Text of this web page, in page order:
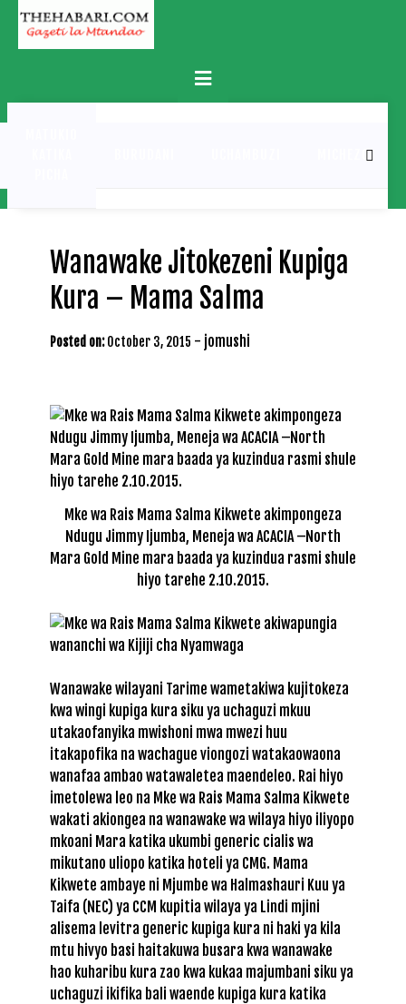
Skip
content
Primary
Menu
MICHEZO
Wanawake Jitokezeni Kupiga
Kura – Mama Salma
Posted on: October 3, 2015 - jomushi
Mke wa Rais Mama Salma Kikwete akimpongeza
Ndugu Jimmy Ijumba, Meneja wa ACACIA –North
Mara Gold Mine mara baada ya kuzindua rasmi shule
hiyo tarehe 2.10.2015.
Wanawake wilayani Tarime wametakiwa kujitokeza
kwa wingi kupiga kura siku ya uchaguzi mkuu
utakaofanyika mwishoni mwa mwezi huu
itakapofika na wachague viongozi watakaowaona
wanafaa ambao watawaletea maendeleo. Rai hiyo
imetolewa leo na Mke wa Rais Mama Salma Kikwete
wakati akiongea na wanawake wa wilaya hiyo iliyopo
mkoani Mara katika ukumbi generic cialis wa
mikutano uliopo katika hoteli ya CMG. Mama
Kikwete ambaye ni Mjumbe wa Halmashauri Kuu ya
Taifa (NEC) ya CCM kupitia wilaya ya Lindi mjini
alisema levitra generic kupiga kura ni haki ya kila
mtu hivyo basi haitakuwa busara kwa wanawake
hao kuharibu kura zao kwa kukaa majumbani siku ya
uchaguzi ikifika bali waende kupiga kura katika